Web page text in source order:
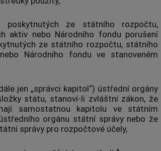
poskytnutých ze státního rozpočtu,
aktiv nebo Národního fondu porušení
ze státního rozpočtu, státního
Národního fondu ve stanoveném
jen „správci kapitol“) ústřední orgány
státu, stanoví-li zvláštní zákon, že
samostatnou kapitolu ve státním
orgánu státní správy nebo že
správy pro rozpočtové účely,